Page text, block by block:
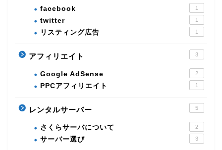
facebook 1
twitter 1
リスティング広告 1
アフィリエイト 3
Google AdSense 2
PPCアフィリエイト 1
レンタルサーバー 5
さくらサーバについて 2
サーバー選び 3